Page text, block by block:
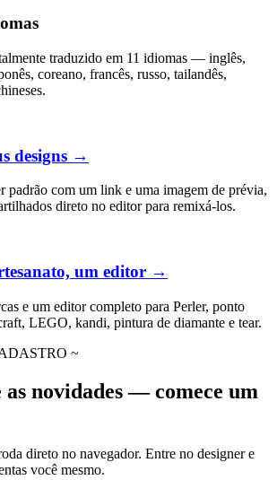
traduzido em 11 idiomas — inglês,
coreano, francês, russo, tailandês,
designs →
padrão com um link e uma imagem de prévia,
direto no editor para remixá-los.
um editor →
e um editor completo para Perler, ponto
LEGO, kandi, pintura de diamante e tear.
~
novidades — comece um
direto no navegador. Entre no designer e
você mesmo.